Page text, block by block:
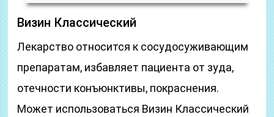
Визин Классический
Лекарство относится к сосудосуживающим
препаратам, избавляет пациента от зуда,
отечности конъюнктивы, покраснения.
Может использоваться Визин Классический